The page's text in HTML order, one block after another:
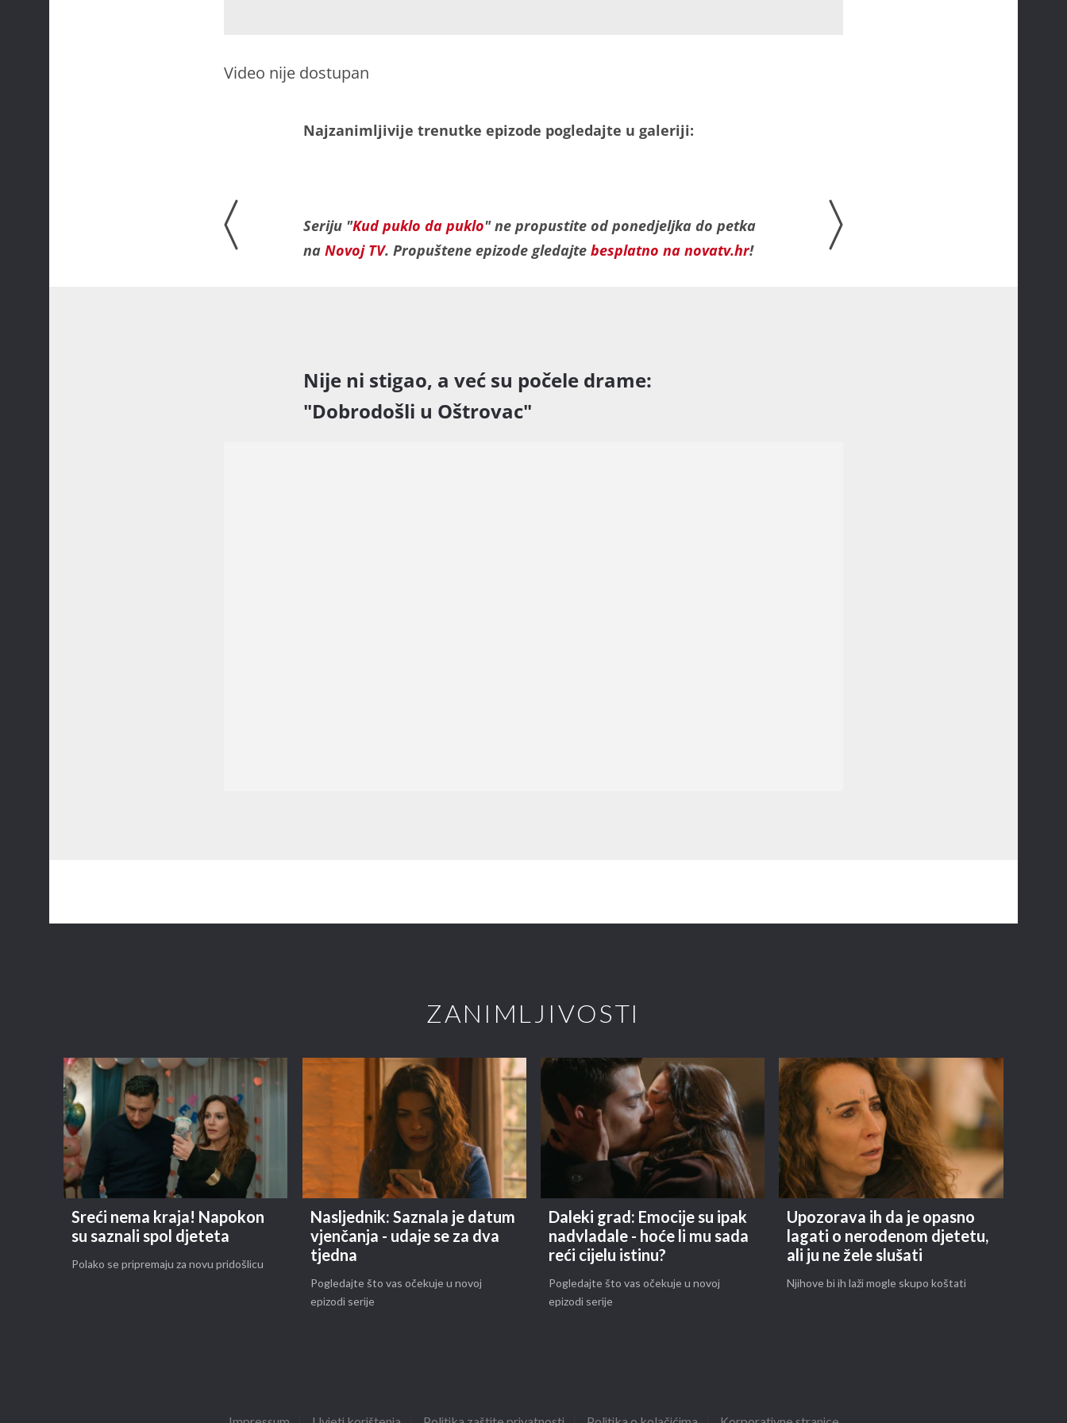
Video nije dostupan
Najzanimljivije trenutke epizode pogledajte u galeriji:
Seriju "Kud puklo da puklo" ne propustite od ponedjeljka do petka
na Novoj TV. Propuštene epizode gledajte besplatno na novatv.hr!
Nije ni stigao, a već su počele drame:
"Dobrodošli u Oštrovac"
ZANIMLJIVOSTI
Sreći nema kraja! Napokon
su saznali spol djeteta
Polako se pripremaju za novu pridošlicu
Nasljednik: Saznala je datum
vjenčanja - udaje se za dva
tjedna
Pogledajte što vas očekuje u novoj
epizodi serije
Daleki grad: Emocije su ipak
nadvladale - hoće li mu sada
reći cijelu istinu?
Pogledajte što vas očekuje u novoj
epizodi serije
Upozorava ih da je opasno
lagati o nerođenom djetetu,
ali ju ne žele slušati
Njihove bi ih laži mogle skupo koštati